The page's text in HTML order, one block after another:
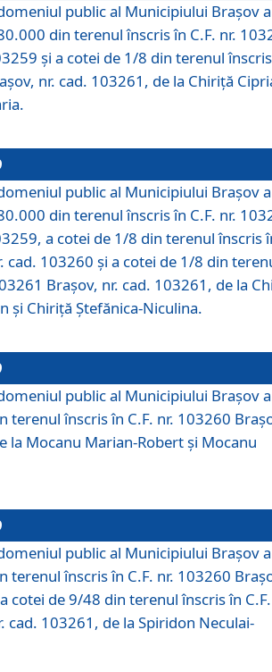
public al Municipiului Braşov a
din terenul înscris în C.F. nr.
și a cotei de 1/8 din terenul
nr. cad. 103261, de la Chiriță
public al Municipiului Braşov a
din terenul înscris în C.F. nr.
a cotei de 1/8 din terenul înscris
cad. 103260 și a cotei de 1/8 din
Brașov, nr. cad. 103261, de la
și Chiriță Ștefănica-Niculina.
public al Municipiului Braşov a
terenul înscris în C.F. nr. 103260
la Mocanu Marian-Robert și Mocanu
public al Municipiului Braşov a
terenul înscris în C.F. nr. 103260
cotei de 9/48 din terenul înscris în
cad. 103261, de la Spiridon Neculai-